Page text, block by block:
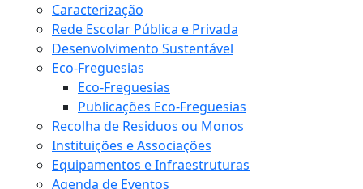
Caracterização
Rede Escolar Pública e Privada
Desenvolvimento Sustentável
Eco-Freguesias
Eco-Freguesias
Publicações Eco-Freguesias
Recolha de Residuos ou Monos
Instituições e Associações
Equipamentos e Infraestruturas
Agenda de Eventos